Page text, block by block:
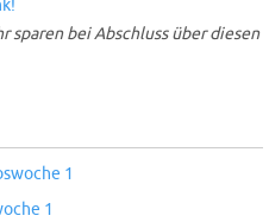
sparen bei Abschluss über diesen
1
1